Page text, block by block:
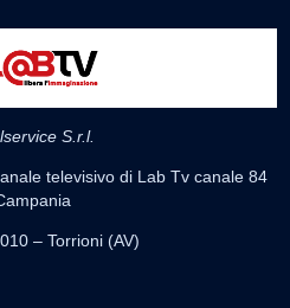
S.r.l.
televisivo di Lab Tv canale 84
– Torrioni (AV)